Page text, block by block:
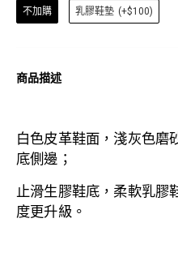
不加購 乳膠鞋墊 (+$100)
商品描述
白色皮革鞋面，淺灰色磨
底側邊；
止滑生膠鞋底， 柔軟乳膠
度更升級。